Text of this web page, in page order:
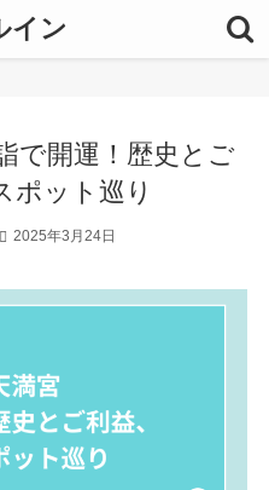
イン
で開運！歴史とご
ポット巡り
2025年3月24日